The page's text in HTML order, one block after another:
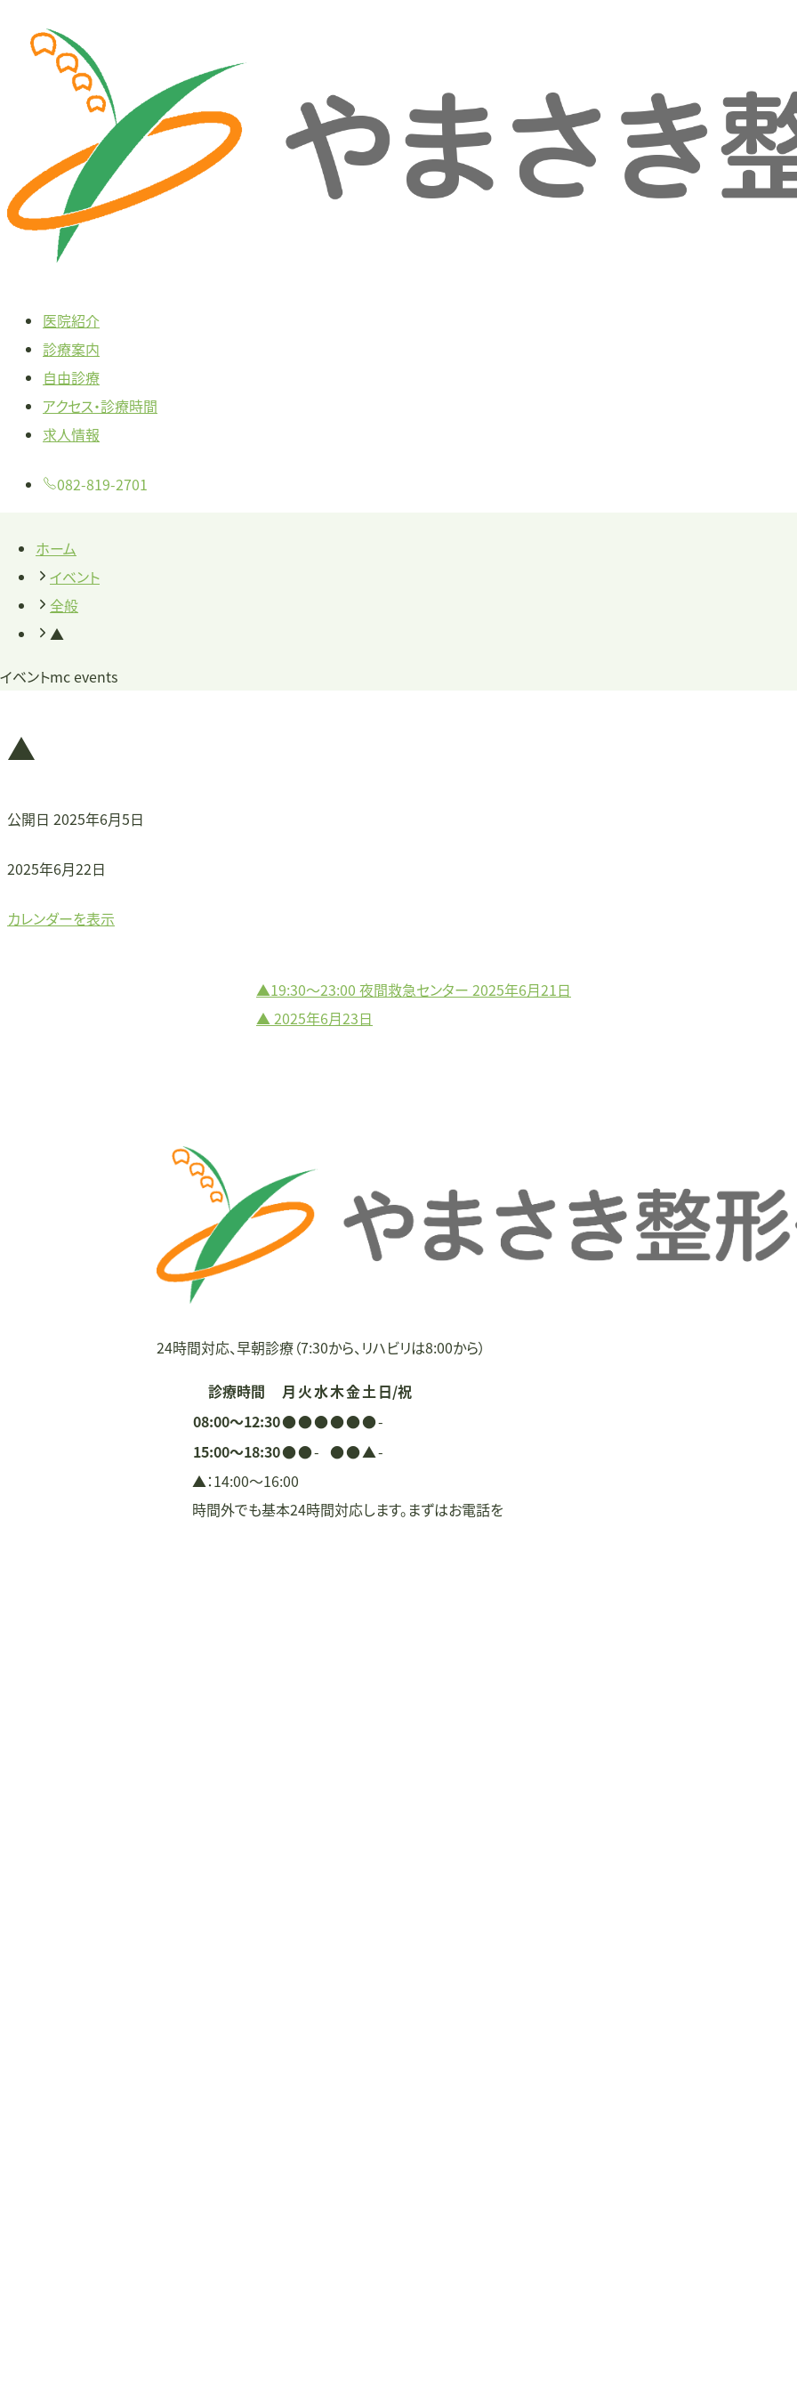
プ
医院紹介
診療案内
自由診療
アクセス・診療時間
求人情報
082-819-2701
イベントmc events
ホーム
イベント
全般
▲
▲
公開日 2025年6月5日
▲
2025年6月22日
カレンダーを表示
投
ー
シ
ン
▲19:30～23:00 夜間救急センター 2025年6月21日
▲2025年6月23日
24時間対応、早朝診療（7:30から、リハビリは8:00から）
診療時間 月 火水木金土日/祝
08:00〜12:30●●●●●●-
15:00〜18:30●●- ●●▲-
▲：14:00〜16:00
時間外でも基本24時間対応します。まずはお電話を